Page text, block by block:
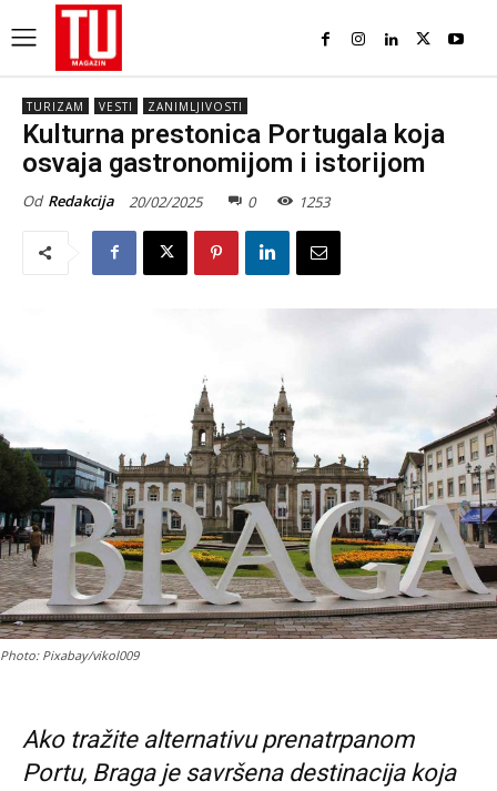
TURIZAM VESTI ZANIMLJIVOSTI
Kulturna prestonica Portugala koja
osvaja gastronomijom i istorijom
Od Redakcija 20/02/2025 0 1253
Photo: Pixabay/vikol009
Ako tražite alternativu prenatrpanom
Portu, Braga je savršena destinacija koja